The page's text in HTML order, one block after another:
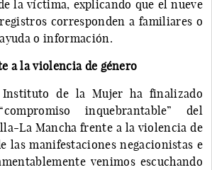
la víctima, explicando que el nueve
corresponden a familiares o
o información.
a la violencia de género
de la Mujer ha finalizado
inquebrantable” del
La Mancha frente a la violencia de
las manifestaciones negacionistas e
venimos escuchando